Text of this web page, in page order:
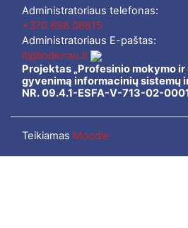
Administratoriaus telefonas:
+370 698 08815
Administratoriaus E-paštas:
it@lindenau.lt
Projektas „Profesinio mokymo
gyvenimą informacinių sistemų
NR. 09.4.1-ESFA-V-713-02-
Teikiamas Moodle